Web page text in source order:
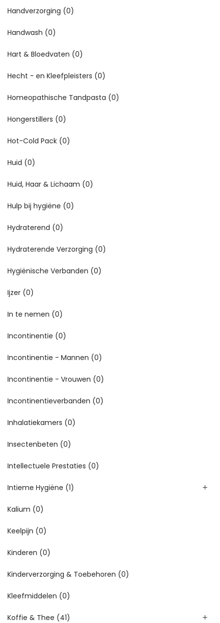
Handverzorging (0)
Handwash (0)
Hart & Bloedvaten (0)
Hecht - en Kleefpleisters (0)
Homeopathische Tandpasta (0)
Hongerstillers (0)
Hot-Cold Pack (0)
Huid (0)
Huid, Haar & Lichaam (0)
Hulp bij hygiëne (0)
Hydraterend (0)
Hydraterende Verzorging (0)
Hygiënische Verbanden (0)
Ijzer (0)
In te nemen (0)
Incontinentie (0)
Incontinentie - Mannen (0)
Incontinentie - Vrouwen (0)
Incontinentieverbanden (0)
Inhalatiekamers (0)
Insectenbeten (0)
Intellectuele Prestaties (0)
Intieme Hygiëne (1)
Kalium (0)
Keelpijn (0)
Kinderen (0)
Kinderverzorging & Toebehoren (0)
Kleefmiddelen (0)
Koffie & Thee (41)